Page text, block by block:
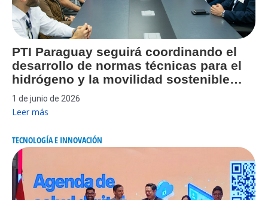
PTI Paraguay seguirá coordinando el
desarrollo de normas técnicas para el
hidrógeno y la movilidad sostenible…
1 de junio de 2026
Leer más
TECNOLOGÍA E INNOVACIÓN